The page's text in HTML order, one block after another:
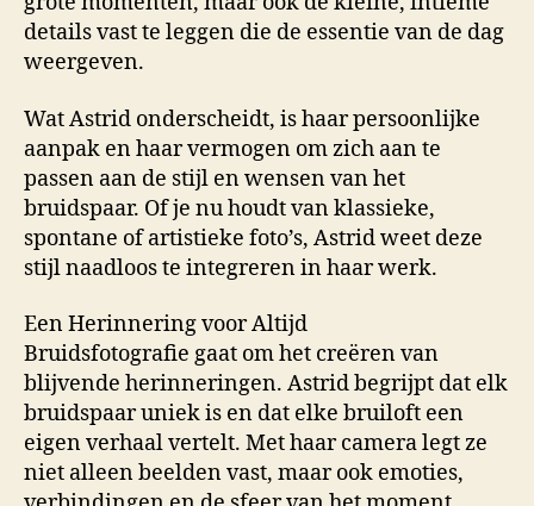
details vast te leggen die de essentie van de dag
weergeven.
Wat Astrid onderscheidt, is haar persoonlijke
aanpak en haar vermogen om zich aan te
passen aan de stijl en wensen van het
bruidspaar. Of je nu houdt van klassieke,
spontane of artistieke foto’s, Astrid weet deze
stijl naadloos te integreren in haar werk.
Een Herinnering voor Altijd
Bruidsfotografie gaat om het creëren van
blijvende herinneringen. Astrid begrijpt dat elk
bruidspaar uniek is en dat elke bruiloft een
eigen verhaal vertelt. Met haar camera legt ze
niet alleen beelden vast, maar ook emoties,